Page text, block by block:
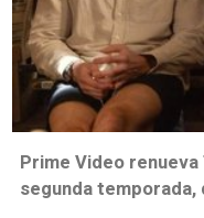
Prime Video
segunda temporada,